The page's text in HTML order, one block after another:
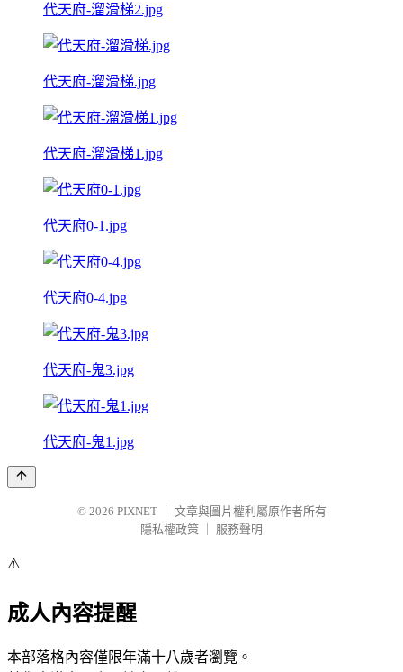
代天府-溜滑梯2.jpg
代天府-溜滑梯.jpg
代天府-溜滑梯1.jpg
代天府0-1.jpg
代天府0-4.jpg
代天府-鬼3.jpg
代天府-鬼1.jpg
© 2026 PIXNET
文章與圖片權利屬原作者所有
隱私權政策
服務聲明
⚠️
成人內容提醒
本部落格內容僅限年滿十八歲者瀏覽。